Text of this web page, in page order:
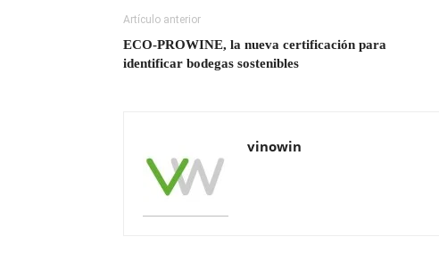
Artículo anterior
ECO-PROWINE, la nueva certificación para
identificar bodegas sostenibles
vinowin